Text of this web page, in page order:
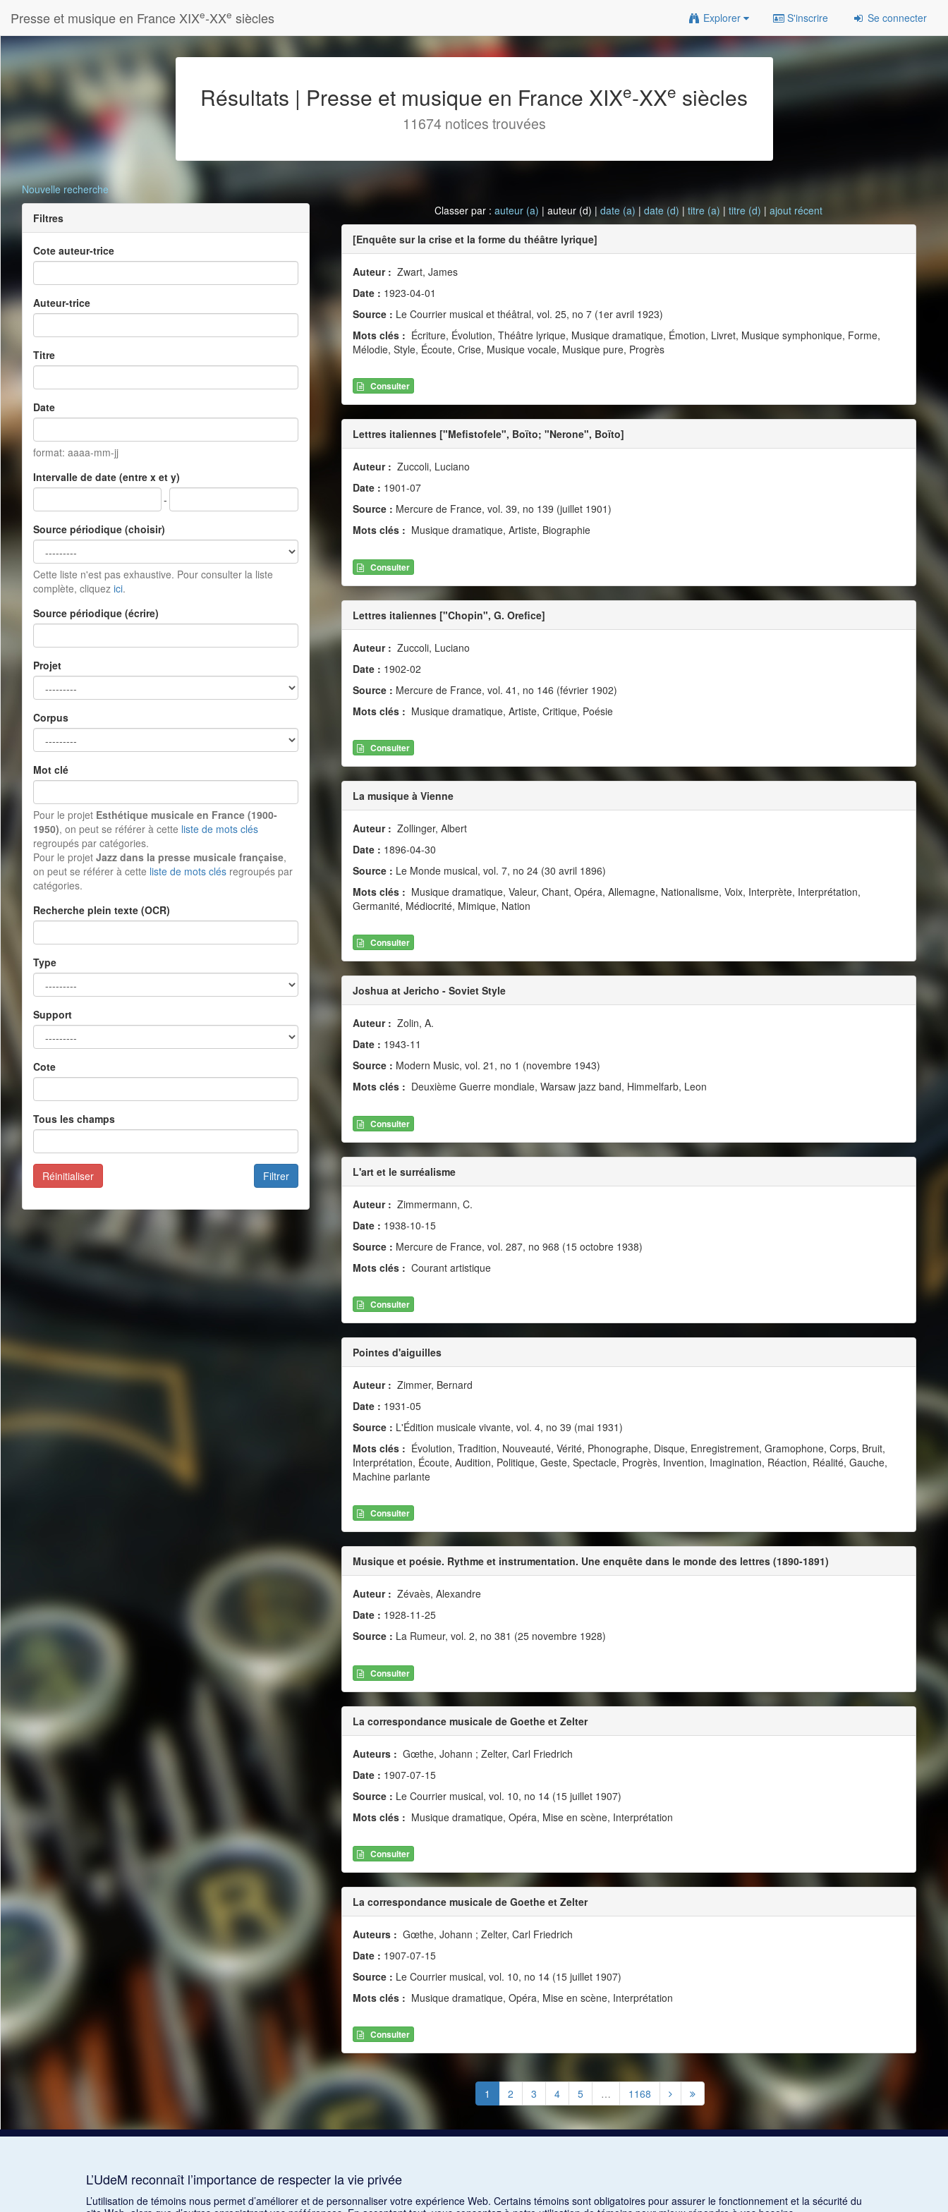
Presse et musique en France XIXe-XXe siècles Explorer S'inscrire Se connecter
Résultats | Presse et musique en France XIXe-XXe siècles
11674 notices trouvées
Nouvelle recherche
Filtres
Cote auteur-trice
Auteur-trice
Titre
Date
format: aaaa-mm-jj
Intervalle de date (entre x et y)
-
Source périodique (choisir)
Cette liste n'est pas exhaustive. Pour consulter la liste
complète, cliquez ici.
Source périodique (écrire)
Projet
Corpus
Mot clé
Pour le projet Esthétique musicale en France (1900-
1950), on peut se référer à cette liste de mots clés
regroupés par catégories.
Pour le projet Jazz dans la presse musicale française,
on peut se référer à cette liste de mots clés regroupés par
catégories.
Recherche plein texte (OCR)
Type
Support
Cote
Tous les champs
Filtrer
Réinitialiser
Classer par :auteur (a) | auteur (d) |date (a) |date (d) |titre (a) |titre (d) |ajout récent
[Enquête sur la crise et la forme du théâtre lyrique]
Auteur : Zwart, James
Date : 1923-04-01
Source : Le Courrier musical et théâtral, vol. 25, no 7 (1er avril 1923)
Mots clés : Écriture, Évolution, Théâtre lyrique, Musique dramatique, Émotion, Livret, Musique symphonique, Forme,
Mélodie, Style, Écoute, Crise, Musique vocale, Musique pure, Progrès
Consulter
Lettres italiennes ["Mefistofele", Boïto; "Nerone", Boïto]
Auteur : Zuccoli, Luciano
Date : 1901-07
Source : Mercure de France, vol. 39, no 139 (juillet 1901)
Mots clés : Musique dramatique, Artiste, Biographie
Consulter
Lettres italiennes ["Chopin", G. Orefice]
Auteur : Zuccoli, Luciano
Date : 1902-02
Source : Mercure de France, vol. 41, no 146 (février 1902)
Mots clés : Musique dramatique, Artiste, Critique, Poésie
Consulter
La musique à Vienne
Auteur : Zollinger, Albert
Date : 1896-04-30
Source : Le Monde musical, vol. 7, no 24 (30 avril 1896)
Mots clés : Musique dramatique, Valeur, Chant, Opéra, Allemagne, Nationalisme, Voix, Interprète, Interprétation,
Germanité, Médiocrité, Mimique, Nation
Consulter
Joshua at Jericho - Soviet Style
Auteur : Zolin, A.
Date : 1943-11
Source : Modern Music, vol. 21, no 1 (novembre 1943)
Mots clés : Deuxième Guerre mondiale, Warsaw jazz band, Himmelfarb, Leon
Consulter
L'art et le surréalisme
Auteur : Zimmermann, C.
Date : 1938-10-15
Source : Mercure de France, vol. 287, no 968 (15 octobre 1938)
Mots clés : Courant artistique
Consulter
Pointes d'aiguilles
Auteur : Zimmer, Bernard
Date : 1931-05
Source : L'Édition musicale vivante, vol. 4, no 39 (mai 1931)
Mots clés : Évolution, Tradition, Nouveauté, Vérité, Phonographe, Disque, Enregistrement, Gramophone, Corps, Bruit,
Interprétation, Écoute, Audition, Politique, Geste, Spectacle, Progrès, Invention, Imagination, Réaction, Réalité, Gauche,
Machine parlante
Consulter
Musique et poésie. Rythme et instrumentation. Une enquête dans le monde des lettres (1890-1891)
Auteur : Zévaès, Alexandre
Date : 1928-11-25
Source : La Rumeur, vol. 2, no 381 (25 novembre 1928)
Consulter
La correspondance musicale de Goethe et Zelter
Auteurs : Gœthe, Johann ; Zelter, Carl Friedrich
Date : 1907-07-15
Source : Le Courrier musical, vol. 10, no 14 (15 juillet 1907)
Mots clés : Musique dramatique, Opéra, Mise en scène, Interprétation
Consulter
La correspondance musicale de Goethe et Zelter
Auteurs : Gœthe, Johann ; Zelter, Carl Friedrich
Date : 1907-07-15
Source : Le Courrier musical, vol. 10, no 14 (15 juillet 1907)
Mots clés : Musique dramatique, Opéra, Mise en scène, Interprétation
Consulter
1 2 3 4 5 … 1168
L’UdeM reconnaît l’importance de respecter la vie privée
L’utilisation de témoins nous permet d’améliorer et de personnaliser votre expérience Web. Certains témoins sont obligatoires pour assurer le fonctionnement et la sécurité du